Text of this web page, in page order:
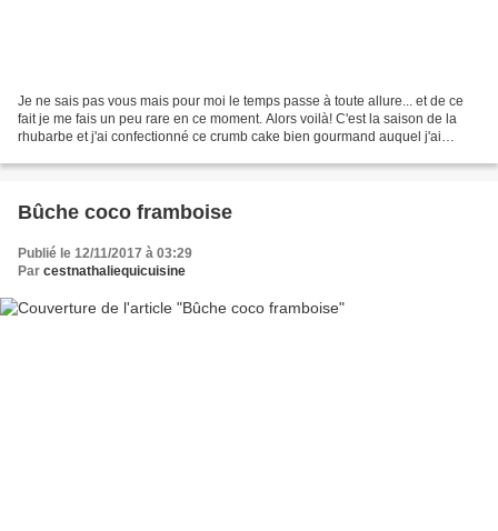
Je ne sais pas vous mais pour moi le temps passe à toute allure... et de ce
fait je me fais un peu rare en ce moment. Alors voilà! C'est la saison de la
rhubarbe et j'ai confectionné ce crumb cake bien gourmand auquel j'ai
Bûche coco framboise
Publié le 12/11/2017 à 03:29
Par cestnathaliequicuisine